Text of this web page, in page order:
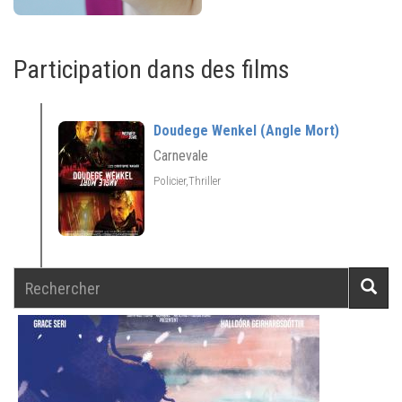
Participation dans des films
Doudege Wenkel (Angle Mort)
Carnevale
Policier,Thriller